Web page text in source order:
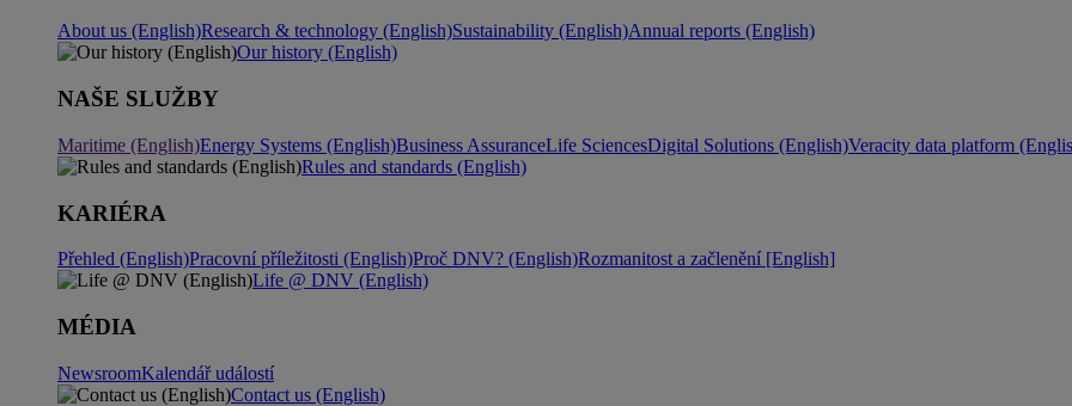
About us (English)Research & technology (English)Sustainability (English)Annual reports (English)
Our history (English)
NAŠE SLUŽBY
Maritime (English)Energy Systems (English)Business AssuranceLife SciencesDigital Solutions (English)Veracity data platform
Rules and standards (English)
KARIÉRA
Přehled (English)Pracovní příležitosti (English)Proč DNV? (English)Rozmanitost a začlenění [English]
Life @ DNV (English)
MÉDIA
NewsroomKalendář událostí
Contact us (English)